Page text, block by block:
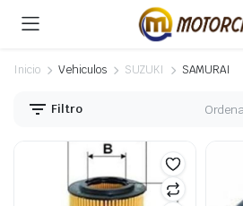
Inicio Vehiculos SUZUKI SAMURAI
Filtro